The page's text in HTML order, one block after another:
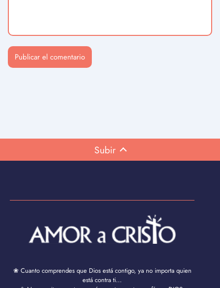
Subir
❀ Cuanto comprendes que Dios está contigo, ya no importa quien
está contra ti...